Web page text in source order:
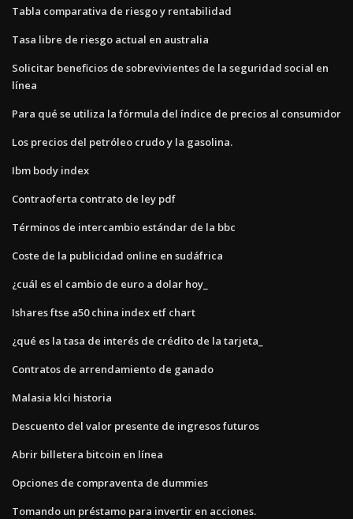
Tabla comparativa de riesgo y rentabilidad
Tasa libre de riesgo actual en australia
Solicitar beneficios de sobrevivientes de la seguridad social en
línea
Para qué se utiliza la fórmula del índice de precios al consumidor
Los precios del petróleo crudo y la gasolina.
Ibm body index
Contraoferta contrato de ley pdf
Términos de intercambio estándar de la bbc
Coste de la publicidad online en sudáfrica
¿cuál es el cambio de euro a dolar hoy_
Ishares ftse a50 china index etf chart
¿qué es la tasa de interés de crédito de la tarjeta_
Contratos de arrendamiento de ganado
Malasia klci historia
Descuento del valor presente de ingresos futuros
Abrir billetera bitcoin en línea
Opciones de compraventa de dummies
Tomando un préstamo para invertir en acciones.